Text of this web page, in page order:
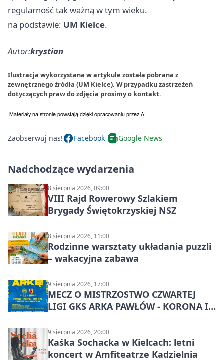
regularność tak ważną w tym wieku.
na podstawie: UM Kielce.
Autor:krystian
Ilustracja wykorzystana w artykule została pobrana z
zewnętrznego źródła (UM Kielce). W przypadku zastrzeżeń
dotyczących praw do zdjęcia prosimy o kontakt.
Zaobserwuj nas! Facebook Google News
Nadchodzące wydarzenia
8 sierpnia 2026, 09:00
VIII Rajd Rowerowy Szlakiem
Brygady Świętokrzyskiej NSZ
8 sierpnia 2026, 11:00
Rodzinne warsztaty układania puzzli
– wakacyjna zabawa
9 sierpnia 2026, 17:00
MECZ O MISTRZOSTWO CZWARTEJ
LIGI GKS ARKA PAWŁÓW - KORONA III
9 sierpnia 2026, 20:00
Kaśka Sochacka w Kielcach: letni
koncert w Amfiteatrze Kadzielnia